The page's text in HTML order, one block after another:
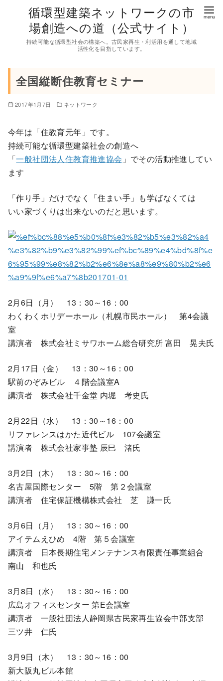
循環型建築ネットワークの市
場創造への道（公式サイト）
持続可能な循環型社会の構築へ。古民家再生・利活用を通して地域
活性化を目指しています。
全国縦断住教育セミナー
2017年1月7日 ネットワーク
今年は「住教育元年」です。
持続可能な循環型建築社会の創造へ
「一般社団法人住教育推進協会 」でその活動推進してい
ます
「作り手」だけでなく「住まい手」も学ばなくては
いい家づくりは出来ないのだと思います。
2月6日（月） 13：30～16：00
わくわくホリデーホール（札幌市民ホール） 第4会議
室
講演者 株式会社ミサワホーム総合研究所 富田 晃夫氏
2月17日（金） 13：30～16：00
駅前のぞみビル ４階会議室A
講演者 株式会社千金堂 内堀 考史氏
2月22日（水） 13：30～16：00
リファレンスはかた近代ビル 107会議室
講演者 株式会社家事塾 辰巳 渚氏
3月2日（木） 13：30～16：00
名古屋国際センター 5階 第２会議室
講演者 住宅保証機構株式会社 芝 謙一氏
3月6日（月） 13：30～16：00
アイテムえひめ 4階 第５会議室
講演者 日本長期住宅メンテナンス有限責任事業組合
南山 和也氏
3月8日（水） 13：30～16：00
広島オフィスセンター 第E会議室
講演者 一般社団法人静岡県古民家再生協会中部支部
三ツ井 仁氏
3月9日（木） 13：30～16：00
新大阪丸ビル本館